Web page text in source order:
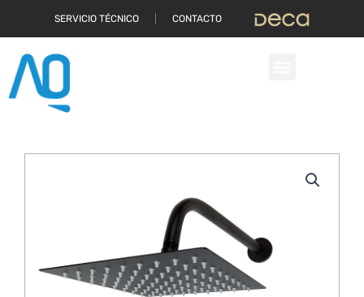
SERVICIO TÉCNICO CONTACTO